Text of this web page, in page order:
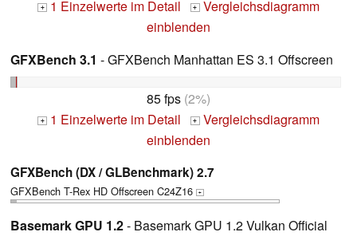
+ 1 Einzelwerte im Detail + Vergleichsdiagramm
einblenden
GFXBench 3.1 - GFXBench Manhattan ES 3.1 Offscreen
85 fps (2%)
+ 1 Einzelwerte im Detail + Vergleichsdiagramm
einblenden
GFXBench (DX / GLBenchmark) 2.7
GFXBench T-Rex HD Offscreen C24Z16 +
Basemark GPU 1.2- Basemark GPU 1.2 Vulkan Official